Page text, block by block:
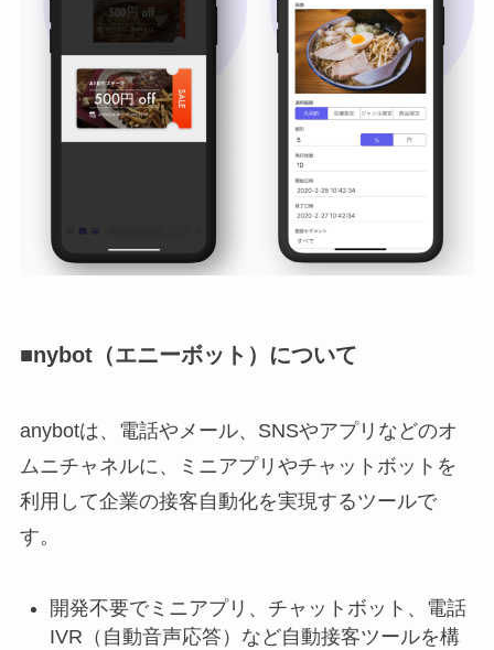
■nybot（エニーボット）について
anybotは、電話やメール、SNSやアプリなどのオ
ムニチャネルに、ミニアプリやチャットボットを
利用して企業の接客自動化を実現するツールで
す。
開発不要でミニアプリ、チャットボット、電話
IVR（自動音声応答）など自動接客ツールを構